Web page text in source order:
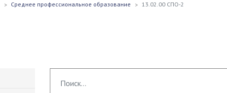
Среднее профессиональное образование 13.02.00 СПО-2